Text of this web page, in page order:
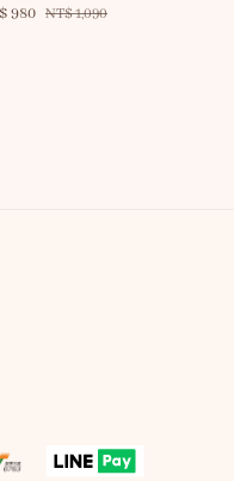
980 Regular
NT$ 1,090